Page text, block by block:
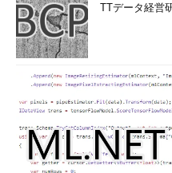
まずは5.に注目してほしい。
「key.zip」をNetworkMinerを
NetworkMinerはキャプチャ
的にパケットファイル中のフ
る。実際に読み込みを行った
ディレクトリの「
内（[Source host]ディレクト
Source Port]ディレクトリ）
TTデータ経営